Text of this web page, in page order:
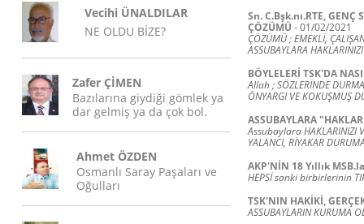
Vecihi ÜNALDILAR
NE OLDU BİZE?
Zafer ÇİMEN
Bazılarına giydiği gömlek ya
dar gelmiş ya da çok bol.
Ahmet ÖZDEN
Osmanlı Saray Paşaları ve
Oğulları
Sn. C.Bşk.nı.RTE,
ÇÖZÜMÜ -01/02/2021
ÇÖZÜMÜ ; EMEKLİ,
ASSUBAYLARA
BÖYLELERİ TSK'DA
Allah ; SÖZLERİNDE
ÖNYARGI VE KOKUŞMUŞ
ASSUBAYLARA
Assubaylara HAKLARINIZI
YALANCI, RİYAKAR
AKP'NİN 18 Yıllık
HEPSİ sanki birbirlerinin
TSK'NIN HAKİKİ,
ASSUBAYLARIN KURUMA